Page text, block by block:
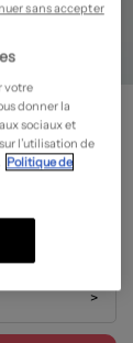
>
votre
donner la
sociaux et
l’utilisation de
Politique de
sans accepter